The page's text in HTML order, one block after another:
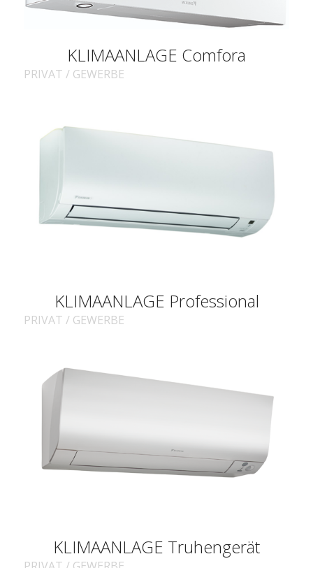
KLIMAANLAGE Comfora
PRIVAT / GEWERBE
KLIMAANLAGE Professional
PRIVAT / GEWERBE
KLIMAANLAGE Truhengerät